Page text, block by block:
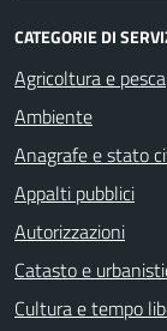
CATEGORIE DI
Agricoltura e pesca
Ambiente
Anagrafe e stato
Appalti pubblici
Autorizzazioni
Catasto e
Cultura e tempo